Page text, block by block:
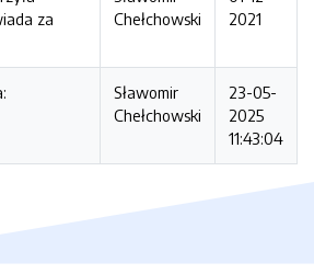
za
Chełchowski
2021
Sławomir
Chełchowski
23-05-
2025
11:43:04